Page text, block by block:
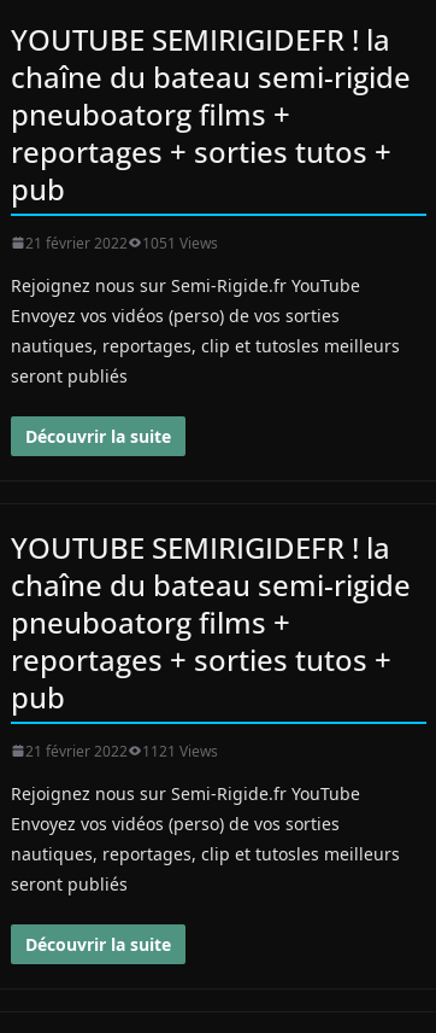
YOUTUBE SEMIRIGIDEFR ! la
chaîne du bateau semi-rigide
pneuboatorg films +
reportages + sorties tutos +
pub
21 février 2022 1051 Views
Rejoignez nous sur Semi-Rigide.fr YouTube
Envoyez vos vidéos (perso) de vos sorties
nautiques, reportages, clip et tutosles meilleurs
seront publiés
Découvrir la suite
YOUTUBE SEMIRIGIDEFR ! la
chaîne du bateau semi-rigide
pneuboatorg films +
reportages + sorties tutos +
pub
21 février 2022 1121 Views
Rejoignez nous sur Semi-Rigide.fr YouTube
Envoyez vos vidéos (perso) de vos sorties
nautiques, reportages, clip et tutosles meilleurs
seront publiés
Découvrir la suite